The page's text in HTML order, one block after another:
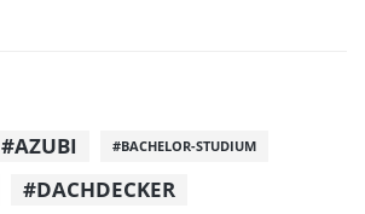
#AZUBI #BACHELOR-STUDIUM
#DACHDECKER